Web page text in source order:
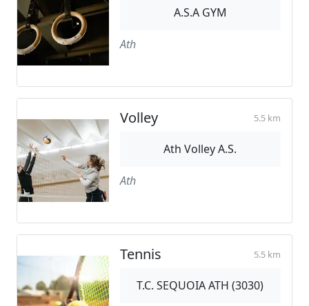
A.S.A GYM
Ath
Volley 5.5 km
Ath Volley A.S.
Ath
Tennis 5.5 km
T.C. SEQUOIA ATH (3030)